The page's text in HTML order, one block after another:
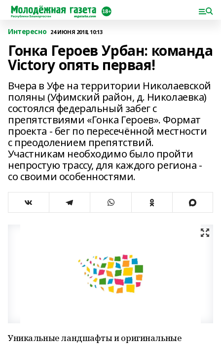
Интересно 24 ИЮНЯ 2018, 10:13
Гонка Героев Урбан: команда
Victory опять первая!
Вчера в Уфе на территории Николаевской
поляны (Уфимский район, д. Николаевка)
состоялся федеральный забег с
препятствиями «Гонка Героев». Формат
проекта - бег по пересечённой местности
с преодолением препятствий.
Участникам необходимо было пройти
непростую трассу, для каждого региона -
со своими особенностями.
Уникальные ландшафты и оригинальные